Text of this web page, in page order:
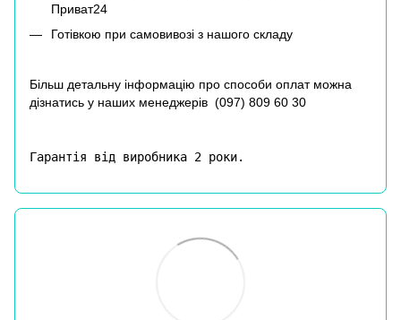
Приват24
Готівкою при самовивозі з нашого складу
Більш детальну інформацію про способи оплат можна
дізнатись у наших менеджерів (097) 809 60 30
Гарантія від виробника 2 роки.